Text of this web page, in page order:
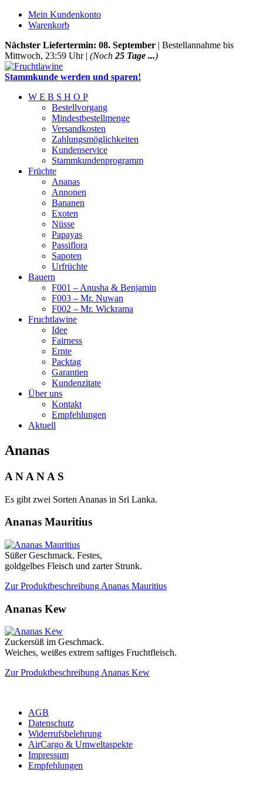
Mein Kundenkonto
Warenkorb
Nächster Liefertermin: 08. September | Bestellannahme bis
Mittwoch, 23:59 Uhr | (Noch 25 Tage ...)
Stammkunde werden und sparen!
W E B S H O P
Bestellvorgang
Mindestbestellmenge
Versandkosten
Zahlungsmöglichkeiten
Kundenservice
Stammkundenprogramm
Früchte
Ananas
Annonen
Bananen
Exoten
Nüsse
Papayas
Passiflora
Sapoten
Urfrüchte
Bauern
F001 – Anusha & Benjamin
F003 – Mr. Nuwan
F002 – Mr. Wickrama
Fruchtlawine
Idee
Fairness
Ernte
Packtag
Garantien
Kundenzitate
Über uns
Kontakt
Empfehlungen
Aktuell
Ananas
A N A N A S
Es gibt zwei Sorten Ananas in Sri Lanka.
Ananas Mauritius
Süßer Geschmack. Festes,
goldgelbes Fleisch und zarter Strunk.
Zur Produktbeschreibung Ananas Mauritius
Ananas Kew
Zuckersüß im Geschmack.
Weiches, weißes extrem saftiges Fruchtfleisch.
Zur Produktbeschreibung Ananas Kew
AGB
Datenschutz
Widerrufsbelehrung
AirCargo & Umweltaspekte
Impressum
Empfehlungen